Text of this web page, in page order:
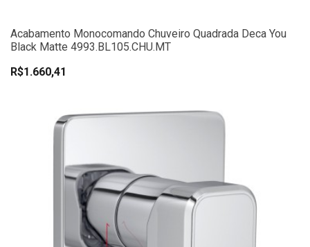
Acabamento Monocomando Chuveiro Quadrada Deca You
Black Matte 4993.BL105.CHU.MT
R$1.660,41